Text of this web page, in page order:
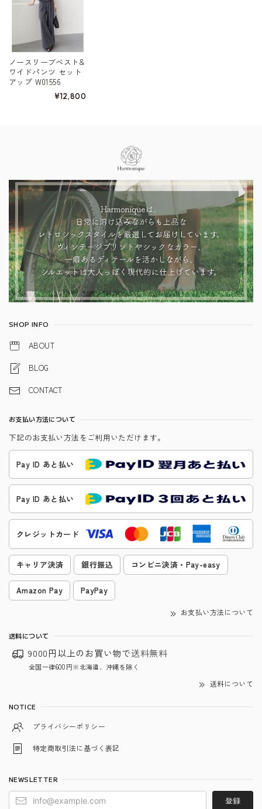
ノースリーブベスト&
ワイドパンツ セット
アップ W01556
¥12,800
SHOP INFO
ABOUT
BLOG
CONTACT
お支払い方法について
下記のお支払い方法をご利用いただけます。
Pay ID あと払い
Pay ID あと払い
クレジットカード
キャリア決済 銀行振込 コンビニ決済・Pay-easy
Amazon Pay PayPay
お支払い方法について
送料について
9000円以上のお買い物で送料無料
全国一律600円※北海道、沖縄を除く
送料について
NOTICE
プライバシーポリシー
特定商取引法に基づく表記
NEWSLETTER
登録